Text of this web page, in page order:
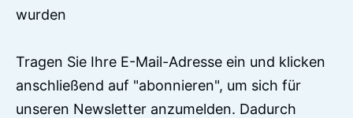
wurden
Tragen Sie Ihre E-Mail-Adresse ein und klicken
anschließend auf "abonnieren", um sich für
unseren Newsletter anzumelden. Dadurch